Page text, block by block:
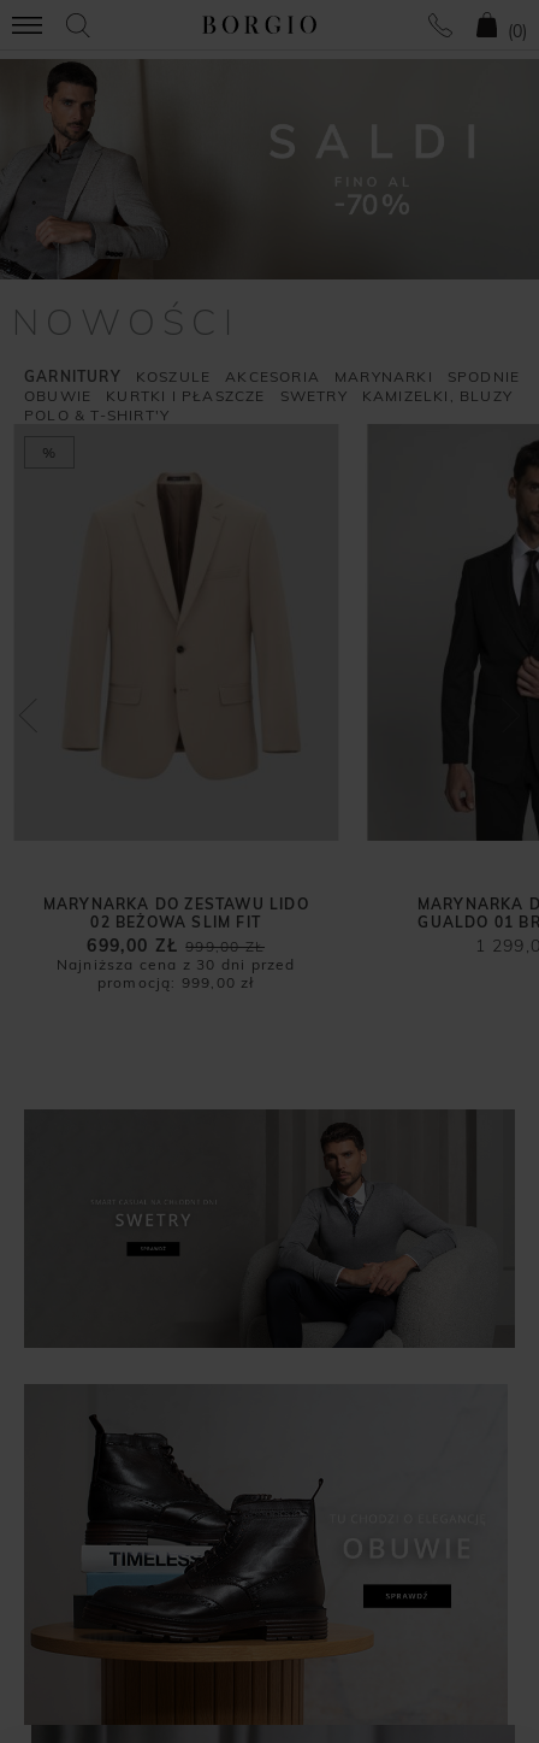
(0)
NOWOŚCI
GARNITURY KOSZULE AKCESORIA MARYNARKI
SPODNIE
OBUWIE
KURTKI I PŁASZCZE SWETRY
KAMIZELKI, BLUZY
POLO & T-SHIRT'Y
MARYNARKA DO ZESTAWU LIDO
02 BEŻOWA SLIM FIT
999,00 ZŁ
699,00 ZŁ
Najniższa cena z 30 dni przed
promocją: 999,00 zł
%
MARYNARKA
GUALDO 01
1